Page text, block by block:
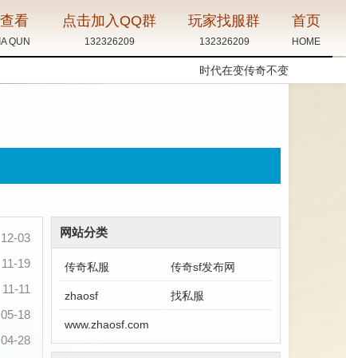
时代在变传奇不变
12-03
11-19
11-11
05-18
04-28
网站分类
传奇私服 传奇sf发布网
zhaosf 找私服
www.zhaosf.com